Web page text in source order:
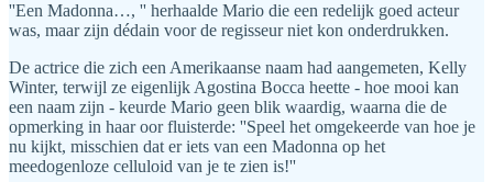
''Een Madonna…, '' herhaalde Mario die een redelijk goed acteur
was, maar zijn dédain voor de regisseur niet kon onderdrukken.
De actrice die zich een Amerikaanse naam had aangemeten, Kelly
Winter, terwijl ze eigenlijk Agostina Bocca heette - hoe mooi kan
een naam zijn - keurde Mario geen blik waardig, waarna die de
opmerking in haar oor fluisterde: ''Speel het omgekeerde van hoe je
nu kijkt, misschien dat er iets van een Madonna op het
meedogenloze celluloid van je te zien is!''